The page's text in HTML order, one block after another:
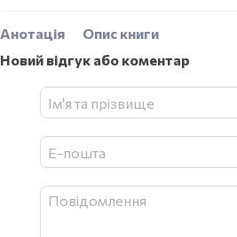
Анотація
Опис книги
Новий відгук або коментар